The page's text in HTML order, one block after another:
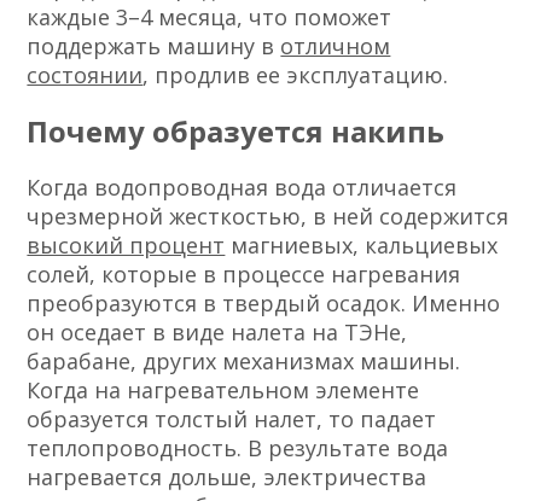
каждые 3–4 месяца, что поможет
поддержать машину в отличном
состоянии, продлив ее эксплуатацию.
Почему образуется накипь
Когда водопроводная вода отличается
чрезмерной жесткостью, в ней содержится
высокий процент магниевых, кальциевых
солей, которые в процессе нагревания
преобразуются в твердый осадок. Именно
он оседает в виде налета на ТЭНе,
барабане, других механизмах машины.
Когда на нагревательном элементе
образуется толстый налет, то падает
теплопроводность. В результате вода
нагревается дольше, электричества